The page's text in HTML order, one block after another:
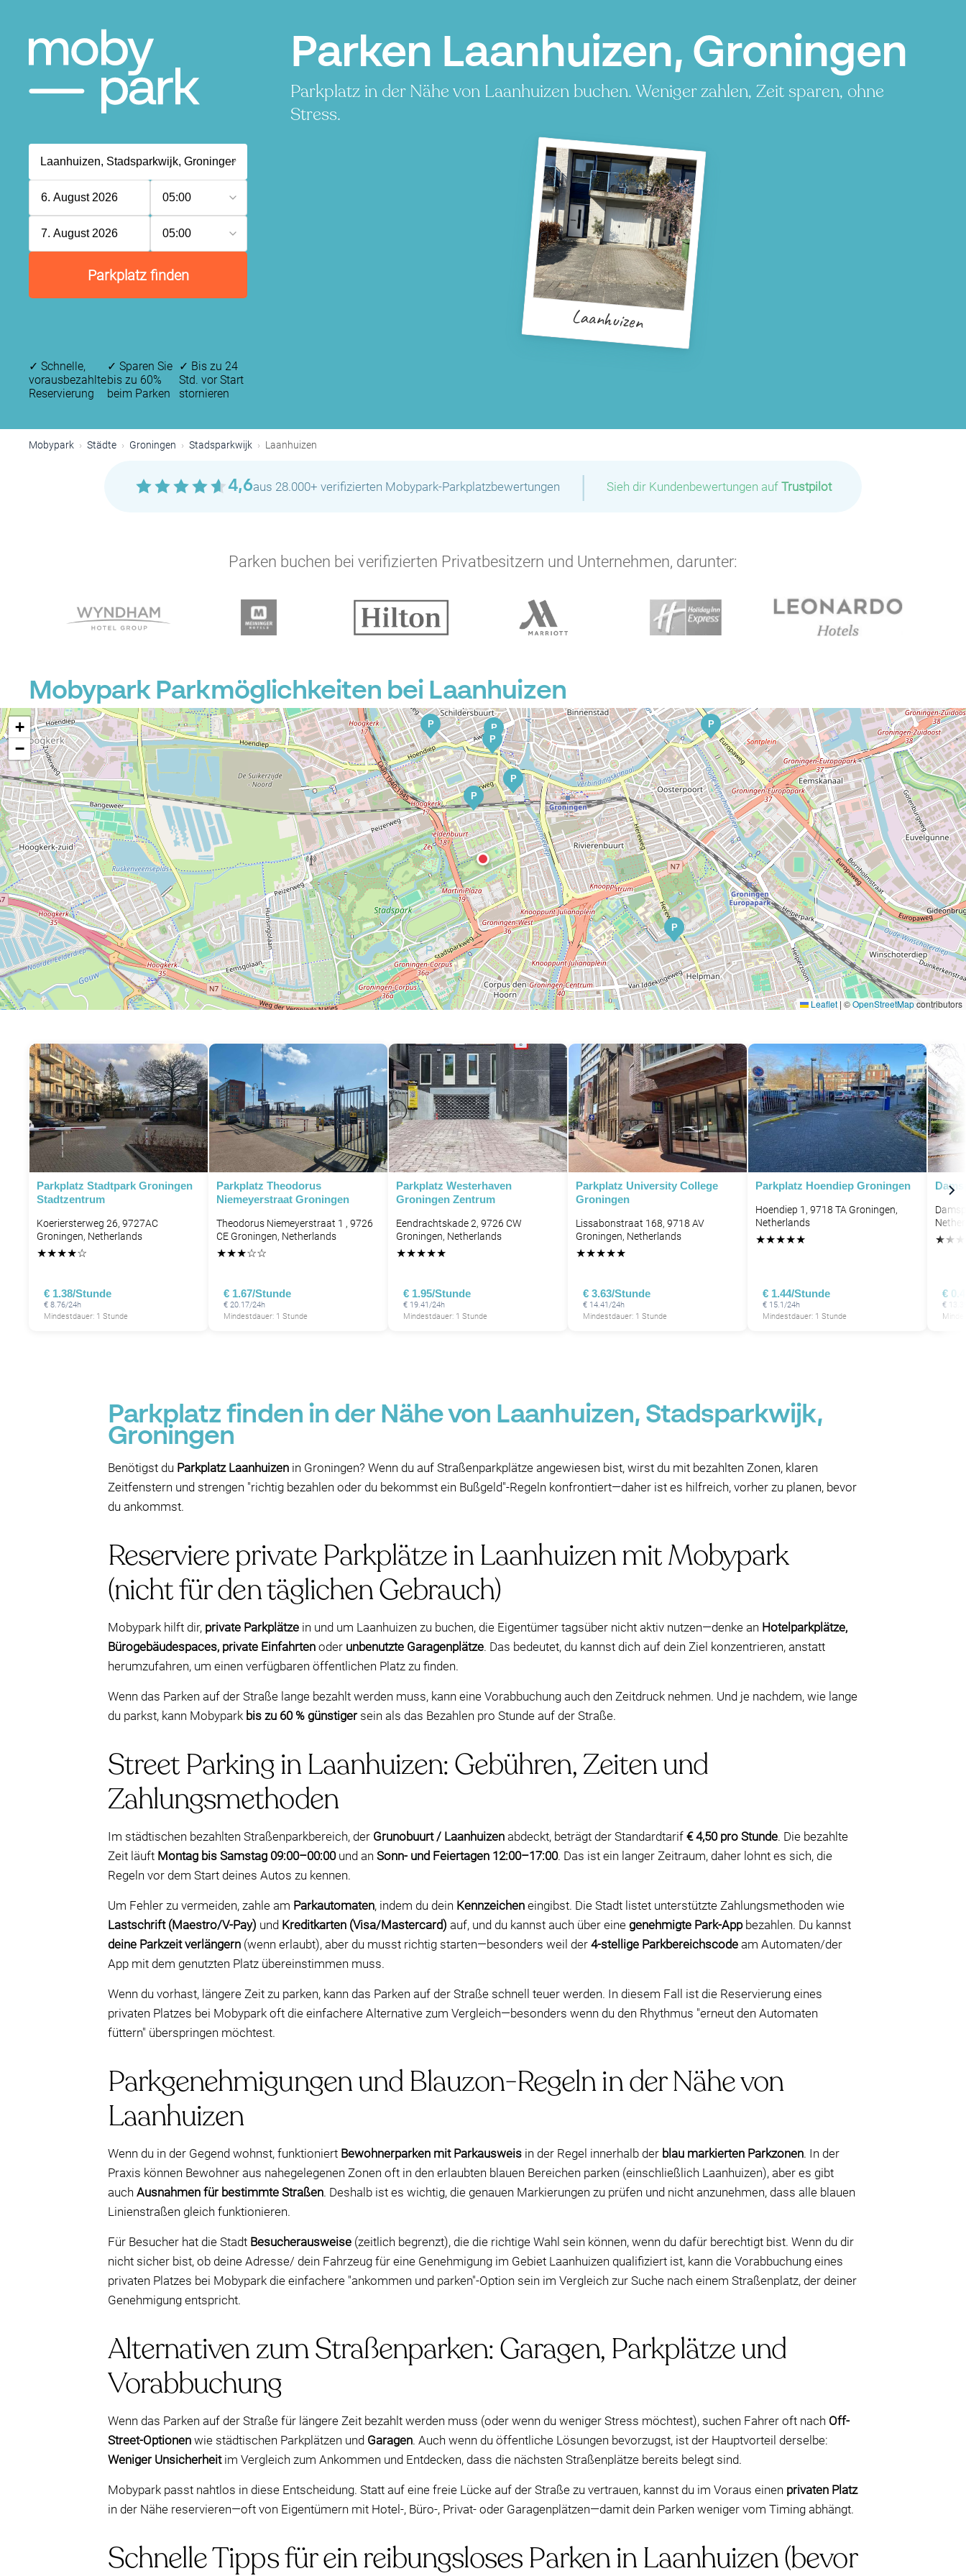
Parken Laanhuizen, Groningen
Parkplatz in der Nähe von Laanhuizen buchen. Weniger zahlen, Zeit sparen, ohne
Stress.
6. August 2026 05:00
7. August 2026 05:00
Parkplatz finden
Laanhuizen
✓ Schnelle,
vorausbezahlte
Reservierung
✓ Sparen Sie
bis zu 60%
beim Parken
✓ Bis zu 24
Std. vor Start
stornieren
Mobypark Städte Groningen Stadsparkwijk Laanhuizen
4,6aus 28.000+ verifizierten Mobypark-Parkplatzbewertungen | Sieh dir Kundenbewertungen auf Trustpilot
Parken buchen bei verifizierten Privatbesitzern und Unternehmen, darunter:
Mobypark Parkmöglichkeiten bei Laanhuizen
P
P
P
P
P
P
P
+
−
Leaflet | ©OpenStreetMapcontributors
Parkplatz Stadtpark Groningen
Stadtzentrum
Koeriersterweg 26, 9727AC
Groningen, Netherlands
★★★★☆
€ 1.38/Stunde
€ 8.76/24h
Mindestdauer: 1 Stunde
Parkplatz Theodorus
Niemeyerstraat Groningen
Theodorus Niemeyerstraat 1 , 9726
CE Groningen, Netherlands
★★★☆☆
€ 1.67/Stunde
€ 20.17/24h
Mindestdauer: 1 Stunde
Parkplatz Westerhaven
Groningen Zentrum
Eendrachtskade 2, 9726 CW
Groningen, Netherlands
★★★★★
€ 1.95/Stunde
€ 19.41/24h
Mindestdauer: 1 Stunde
Parkplatz University College
Groningen
Lissabonstraat 168, 9718 AV
Groningen, Netherlands
★★★★★
€ 3.63/Stunde
€ 14.41/24h
Mindestdauer: 1 Stunde
Parkplatz Hoendiep Groningen
Hoendiep 1, 9718 TA Groningen,
Netherlands
★★★★★
€ 1.44/Stunde
€ 15.1/24h
Mindestdauer: 1 Stunde
★★ ★
€
€
Parkplatz finden in der Nähe von Laanhuizen, Stadsparkwijk,
Groningen
Benötigst du Parkplatz Laanhuizen in Groningen? Wenn du auf Straßenparkplätze angewiesen bist, wirst du mit bezahlten Zonen, klaren
Zeitfenstern und strengen "richtig bezahlen oder du bekommst ein Bußgeld"-Regeln konfrontiert—daher ist es hilfreich, vorher zu planen, bevor
du ankommst.
Reserviere private Parkplätze in Laanhuizen mit Mobypark
(nicht für den täglichen Gebrauch)
Mobypark hilft dir, private Parkplätze in und um Laanhuizen zu buchen, die Eigentümer tagsüber nicht aktiv nutzen—denke an Hotelparkplätze,
Bürogebäudespaces, private Einfahrten oder unbenutzte Garagenplätze. Das bedeutet, du kannst dich auf dein Ziel konzentrieren, anstatt
herumzufahren, um einen verfügbaren öffentlichen Platz zu finden.
Wenn das Parken auf der Straße lange bezahlt werden muss, kann eine Vorabbuchung auch den Zeitdruck nehmen. Und je nachdem, wie lange
du parkst, kann Mobypark bis zu 60 % günstigersein als das Bezahlen pro Stunde auf der Straße.
Street Parking in Laanhuizen: Gebühren, Zeiten und
Zahlungsmethoden
Im städtischen bezahlten Straßenparkbereich, der Grunobuurt / Laanhuizen abdeckt, beträgt der Standardtarif € 4,50 pro Stunde. Die bezahlte
Zeit läuft Montag bis Samstag 09:00–00:00und an Sonn- und Feiertagen 12:00–17:00. Das ist ein langer Zeitraum, daher lohnt es sich, die
Regeln vor dem Start deines Autos zu kennen.
Um Fehler zu vermeiden, zahle am Parkautomaten, indem du dein Kennzeichen eingibst. Die Stadt listet unterstützte Zahlungsmethoden wie
Lastschrift (Maestro/V-Pay) und Kreditkarten (Visa/Mastercard) auf, und du kannst auch über eine genehmigte Park-Appbezahlen. Du kannst
deine Parkzeit verlängern (wenn erlaubt), aber du musst richtig starten—besonders weil der 4-stellige Parkbereichscode am Automaten/der
App mit dem genutzten Platz übereinstimmen muss.
Wenn du vorhast, längere Zeit zu parken, kann das Parken auf der Straße schnell teuer werden. In diesem Fall ist die Reservierung eines
privaten Platzes bei Mobypark oft die einfachere Alternative zum Vergleich—besonders wenn du den Rhythmus "erneut den Automaten
füttern" überspringen möchtest.
Parkgenehmigungen und Blauzon-Regeln in der Nähe von
Laanhuizen
Wenn du in der Gegend wohnst, funktioniert Bewohnerparken mit Parkausweis in der Regel innerhalb der blau markierten Parkzonen. In der
Praxis können Bewohner aus nahegelegenen Zonen oft in den erlaubten blauen Bereichen parken (einschließlich Laanhuizen), aber es gibt
auch Ausnahmen für bestimmte Straßen. Deshalb ist es wichtig, die genauen Markierungen zu prüfen und nicht anzunehmen, dass alle blauen
Linienstraßen gleich funktionieren.
Für Besucher hat die Stadt Besucherausweise (zeitlich begrenzt), die die richtige Wahl sein können, wenn du dafür berechtigt bist. Wenn du dir
nicht sicher bist, ob deine Adresse/ dein Fahrzeug für eine Genehmigung im Gebiet Laanhuizen qualifiziert ist, kann die Vorabbuchung eines
privaten Platzes bei Mobypark die einfachere "ankommen und parken"-Option sein im Vergleich zur Suche nach einem Straßenplatz, der deiner
Genehmigung entspricht.
Alternativen zum Straßenparken: Garagen, Parkplätze und
Vorabbuchung
Wenn das Parken auf der Straße für längere Zeit bezahlt werden muss (oder wenn du weniger Stress möchtest), suchen Fahrer oft nach Off-
Street-Optionen wie städtischen Parkplätzen und Garagen. Auch wenn du öffentliche Lösungen bevorzugst, ist der Hauptvorteil derselbe:
Weniger Unsicherheitim Vergleich zum Ankommen und Entdecken, dass die nächsten Straßenplätze bereits belegt sind.
Mobypark passt nahtlos in diese Entscheidung. Statt auf eine freie Lücke auf der Straße zu vertrauen, kannst du im Voraus einen privaten Platz
in der Nähe reservieren—oft von Eigentümern mit Hotel-, Büro-, Privat- oder Garagenplätzen—damit dein Parken weniger vom Timing abhängt.
Schnelle Tipps für ein reibungsloses Parken in Laanhuizen (bevor